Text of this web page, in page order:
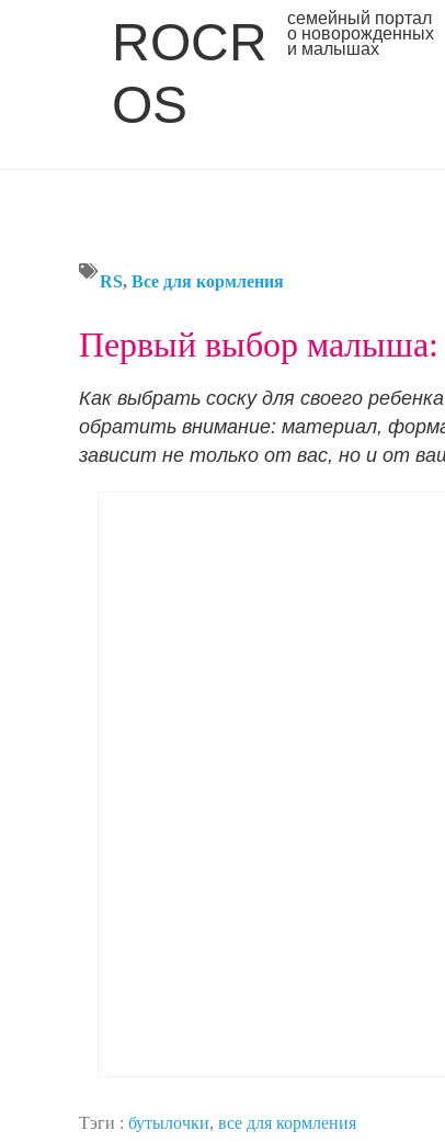
ROCR
OS
семейный портал
о новорожденных
и малышах
RS, Все для кормления
Первый выбор малыша:
Как выбрать соску для своего
обратить внимание: материал,
зависит не только от вас, но и от
Тэги : бутылочки, все для кормления